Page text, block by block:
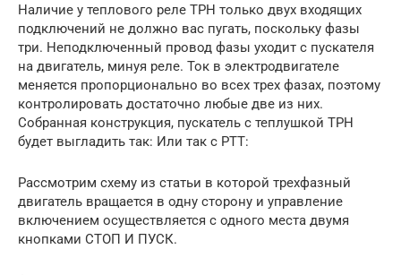
Наличие у теплового реле ТРН только двух входящих
подключений не должно вас пугать, поскольку фазы
три. Неподключенный провод фазы уходит с пускателя
на двигатель, минуя реле. Ток в электродвигателе
меняется пропорционально во всех трех фазах, поэтому
контролировать достаточно любые две из них.
Собранная конструкция, пускатель с теплушкой ТРН
будет выгладить так: Или так с РТТ:
Рассмотрим схему из статьи в которой трехфазный
двигатель вращается в одну сторону и управление
включением осуществляется с одного места двумя
кнопками СТОП И ПУСК.